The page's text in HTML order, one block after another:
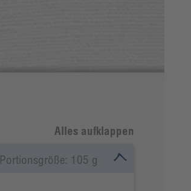
Alles aufklappen
Portionsgröße: 105 g